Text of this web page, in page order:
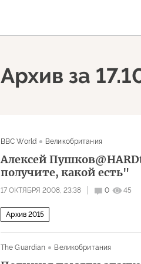
Архив за
BBC World Великобритания
Алексей
получите, какой есть"
17 ОКТЯБРЯ 2008, 23:38 0 45
Архив 2015
The Guardian Великобритания